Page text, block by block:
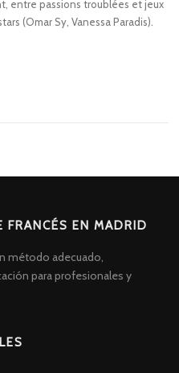
entre passions troublées et jeux
(Omar Sy, Vanessa Paradis).
FRANCÉS EN MADRID
método adecuado,
para profesionales y